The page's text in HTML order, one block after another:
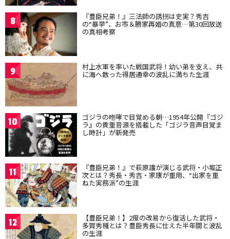
8 『豊臣兄弟！』三法師の誘拐は史実？秀吉
の“暴挙”、お市＆勝家再婚の真意…第30回放送
の真相考察
9 村上水軍を率いた戦国武将！幼い弟を支え、共
に海へ散った得居通幸の波乱に満ちた生涯
10 ゴジラの咆哮で目覚める朝…1954年公開『ゴジ
ラ』の貴重音源を搭載した「ゴジラ音声目覚ま
し時計」が新発売
11 『豊臣兄弟！』で萩原護が演じる武将・小堀正
次とは？秀長・秀吉・家康が重用、“出家を重
ねた実務派”の生涯
12 【豊臣兄弟！】2度の改易から復活した武将・
多賀秀種とは？豊臣秀長に仕えた半年間と波乱
の生涯